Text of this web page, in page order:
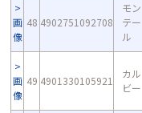
画
像
48 4902751092708
モン
テー
ル
画
像
49 4901330105921
カル
ビー